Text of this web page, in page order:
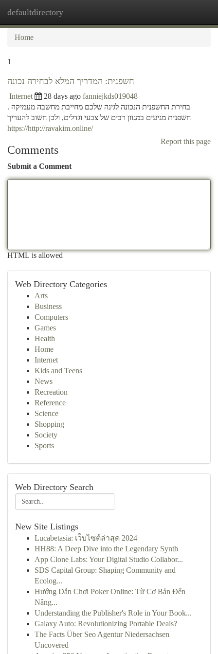
defaultdirectory
Home
1
חשפנית: המדריך המלא לבחירה נכונה
Internet 28 days ago fanniejkds019048
בחירת החשפנית הנכונה לגינה שלכם מחייבת מחשבה מעמיקה .
חשפנית מגיעים במגוון רבים של צבעי וגדלים, ולכן חשוב להעריך
https://http://ravakim.online/
Report this page
Comments
Submit a Comment
HTML is allowed
Web Directory Categories
Arts
Business
Computers
Games
Health
Home
Internet
Kids and Teens
News
Recreation
Reference
Science
Shopping
Society
Sports
Web Directory Search
New Site Listings
Lucabetasia: เว็บไซต์ล่าสุด 2024
HH88: A Deep Dive into the Legendary Synth
App Clone Labs: Your Digital Studio Collabor...
SDS Capital Group: Shaping Community and
Ecolog...
Hướng Dẫn Chơi Poker Online: Từ Cơ Bản Đến
Nâng...
Understanding the Publisher's Role in Your Book...
Galaxy Auto: Revolutionizing Portable Deals?
The Facts Über Seo Agentur Niedersachsen
Uncovered